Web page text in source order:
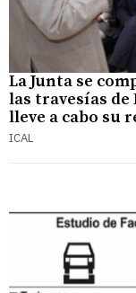
La Junta se
las travesías de
lleve a cabo su
ICAL